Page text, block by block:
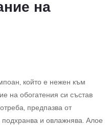
на
който е нежен към
на обогатения си състав
предпазва от
и овлажнява. Алое